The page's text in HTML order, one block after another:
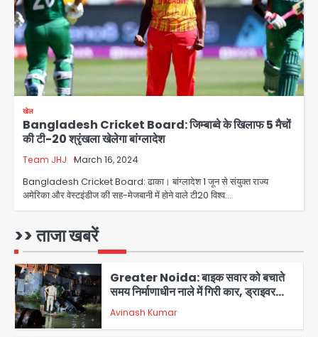
खेल
Bangladesh Cricket Board: जिम्बाब्वे के खिलाफ 5 मैचों
की टी-20 श्रृंखला खेलेगा बांग्लादेश
Team JHJ March 16, 2024
Bangladesh Cricket Board: ढाका। बांग्लादेश 1 जून से संयुक्त राज्य
अमेरिका और वेस्टइंडीज की सह-मेजबानी में होने वाले टी20 विश्व…
>> ताजा खबरें
3
बुजुर्ग से 70 लाख की ठगी
jai hind janab
4
Noida News: नोएडा के 350 किसानों के
लिए बड़ी खुशखबरी
jai hind janab
Kerala YouTuber: केरलम में विवादित
बयान देने वाला यूट्यूबर टीजी मोहनदास
गिरफ्तार, डिजिटल डिवाइस जब्त; जंतर-मंतर
प्रदर्शनकारियों पर की थी आपत्तिजनक टिप्पणी
jai hind janab
1
JP Greens Cosmos Society:
2
Greater Noida: बाइक सवार को बचाते
समय निर्माणाधीन नाले में गिरी कार, ड्राइवर
बाल-बाल बचा
Avinash Kumar